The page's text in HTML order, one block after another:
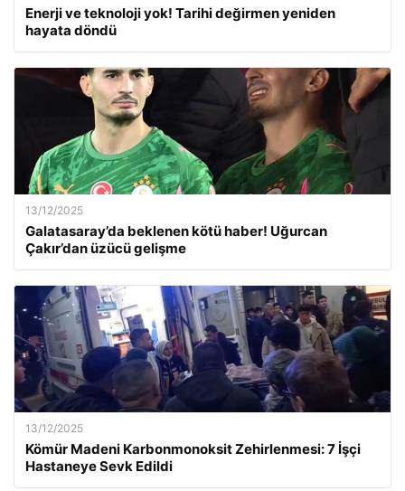
Enerji ve teknoloji yok! Tarihi değirmen yeniden
hayata döndü
13/12/2025
Galatasaray’da beklenen kötü haber! Uğurcan
Çakır’dan üzücü gelişme
13/12/2025
Kömür Madeni Karbonmonoksit Zehirlenmesi: 7 İşçi
Hastaneye Sevk Edildi